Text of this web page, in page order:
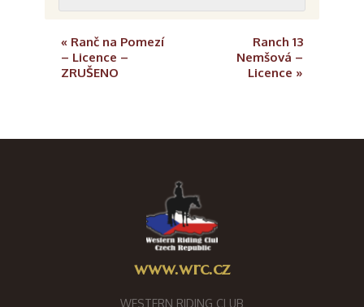
« Ranč na Pomezí
– Licence –
ZRUŠENO
Ranch 13
Nemšová –
Licence »
www.wrc.cz
WESTERN RIDING CLUB